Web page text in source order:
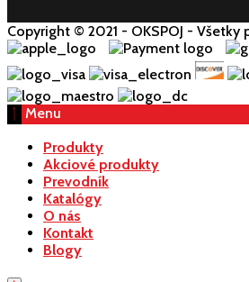
Copyright © 2021 - OKSPOJ - Všetky
Menu
Produkty
Akciové produkty
Prevodník
Katalógy
O nás
Kontakt
Blogy